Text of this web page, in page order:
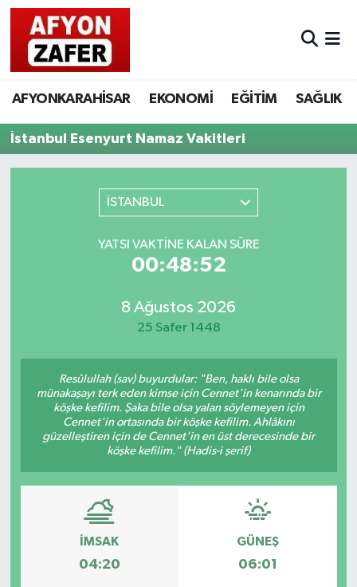
AFYONKARAHİSAR EKONOMİ EĞİTİM SAĞLIK
İstanbul Esenyurt Namaz Vakitleri
İSTANBUL
YATSI VAKTINE KALAN SÜRE
00:48:52
8 Ağustos 2026
25 Safer 1448
Resûlullah (sav) buyurdular: "Ben, haklı bile olsa
münakaşayı terk eden kimse için Cennet'in kenarında bir
köşke kefilim. Şaka bile olsa yalan söylemeyen için
Cennet'in ortasında bir köşke kefilim. Ahlâkını
güzelleştiren için de Cennet'in en üst derecesinde bir
köşke kefilim." (Hadis-i şerif)
İMSAK
04:20
GÜNEŞ
06:01